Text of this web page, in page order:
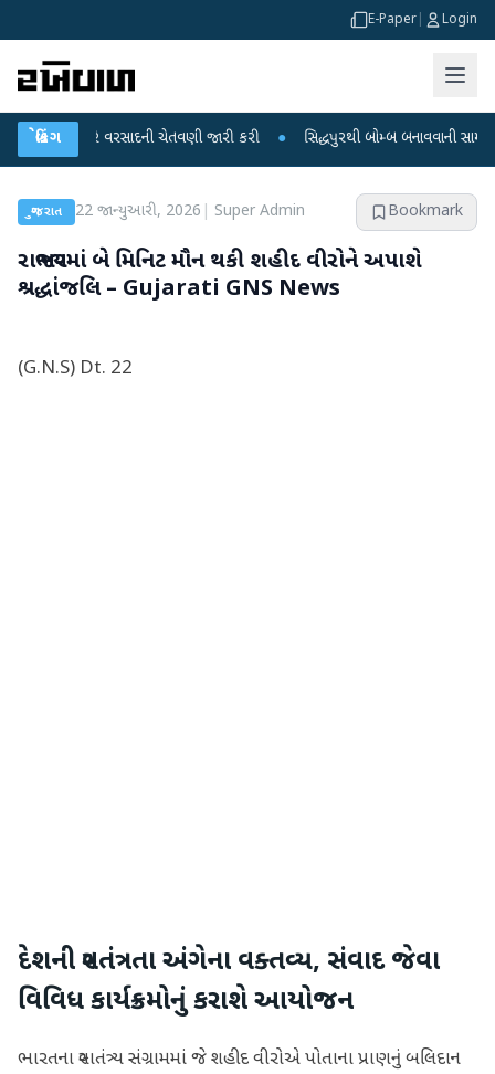
E-Paper Login
બ્રેકિંગ
ભારે વરસાદની ચેતવણી જારી કરી ● સિદ્ધપુરથી બોમ્બ બનાવવાની સામગ્રી સાથે
ગુજરાત 22 જાન્યુઆરી, 2026 Super Admin Bookmark
રાજ્યભરમાં બે મિનિટ મૌન થકી શહીદ વીરોને અપાશે
શ્રદ્ધાંજલિ – Gujarati GNS News
(G.N.S) Dt. 22
દેશની સ્વતંત્રતા અંગેના વક્તવ્ય, સંવાદ જેવા
વિવિધ કાર્યક્રમોનું કરાશે આયોજન
ભારતના સ્વાતંત્ર્ય સંગ્રામમાં જે શહીદ વીરોએ પોતાના પ્રાણનું બલિદાન